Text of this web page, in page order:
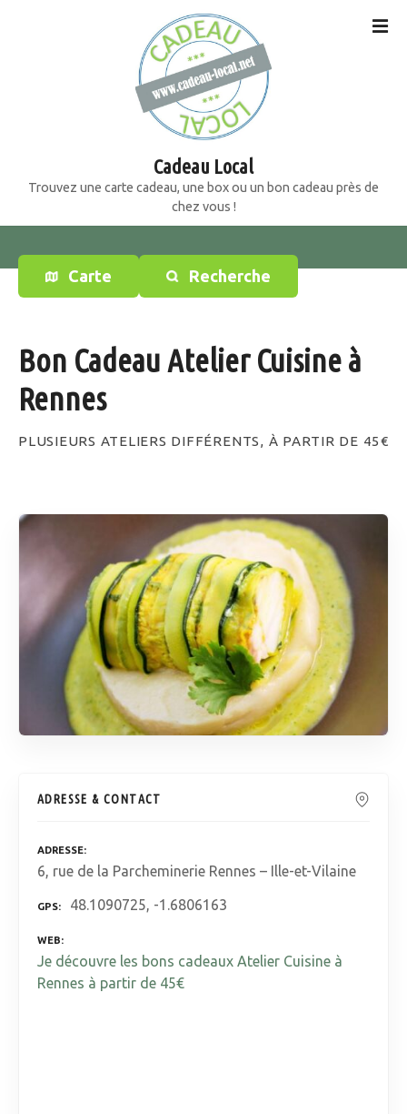
e
t
Cadeau Local
Trouvez une carte cadeau, une box ou un bon cadeau près de
chez vous !
Carte Recherche
Bon Cadeau Atelier Cuisine à
Rennes
PLUSIEURS ATELIERS DIFFÉRENTS, À PARTIR DE 45€
ADRESSE & CONTACT
ADRESSE
6, rue de la Parcheminerie Rennes – Ille-et-Vilaine
GPS 48.1090725, -1.6806163
WEB
Je découvre les bons cadeaux Atelier Cuisine à
Rennes à partir de 45€